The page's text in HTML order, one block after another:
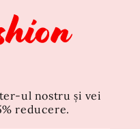
ul nostru și vei
reducere.